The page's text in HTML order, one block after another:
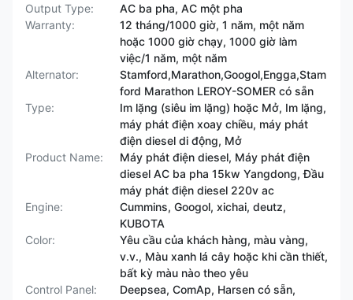
Output Type:
AC ba pha, AC một pha
Warranty:
12 tháng/1000 giờ, 1 năm, một năm
hoặc 1000 giờ chạy, 1000 giờ làm
việc/1 năm, một năm
Alternator:
Stamford,Marathon,Googol,Engga,Stam
ford Marathon LEROY-SOMER có sẵn
Type:
Im lặng (siêu im lặng) hoặc Mở, Im lặng,
máy phát điện xoay chiều, máy phát
điện diesel di động, Mở
Product Name:
Máy phát điện diesel, Máy phát điện
diesel AC ba pha 15kw Yangdong, Đầu
máy phát điện diesel 220v ac
Engine:
Cummins, Googol, xichai, deutz,
KUBOTA
Color:
Yêu cầu của khách hàng, màu vàng,
v.v., Màu xanh lá cây hoặc khi cần thiết,
bất kỳ màu nào theo yêu
Control Panel:
Deepsea, ComAp, Harsen có sẵn,